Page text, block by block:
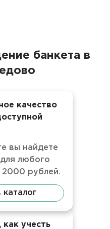
банкета в
качество
вы найдете
любого
2000 рублей.
каталог
как учесть